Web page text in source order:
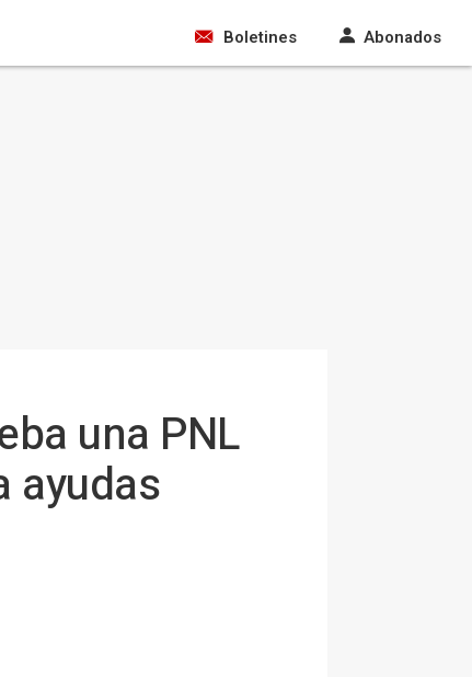
Boletines Abonados
una PNL
ayudas